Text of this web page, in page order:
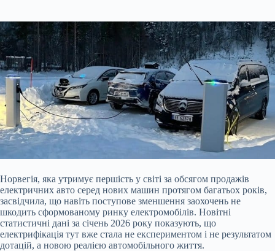
Норвегія, яка утримує першість у світі за обсягом продажів
електричних авто серед нових машин протягом багатьох років,
засвідчила, що навіть поступове зменшення заохочень не
шкодить сформованому ринку електромобілів. Новітні
статистичні дані за січень 2026 року показують, що
електрифікація тут вже стала не експериментом і не результатом
дотацій, а новою реалією автомобільного життя.